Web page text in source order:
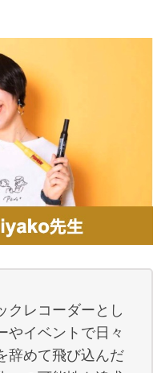
クレコーダーとし
やイベントで日々
辞めて飛び込んだ